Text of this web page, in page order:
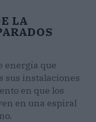
LA
energía que
sus instalaciones
en que los
en una espiral